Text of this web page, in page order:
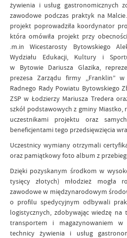
żywienia i usług gastronomicznych
zawodowe podczas praktyk na
projekt poprowadziła koordynator
która omówiła projekt przy
.m.in Wicestarosty Bytowskiego
Wydziału Edukacji, Kultury i
w Bytowie Dariusza Glazika,
prezesa Zarządu firmy ,,Franklin”
Radnego Rady Powiatu Bytowskiego
ZSP w Łodzierzy Mariusza Tredera
szkół podstawowych z gminy
uczestnikami projektu oraz
beneficjentami tego przedsięwzięcia
Uczestnicy wymiany otrzymali
oraz pamiątkowy foto album z
Dzięki pozyskanym środkom w
tysięcy złotych) młodzież mogła
zawodowe w międzynarodowym
o profilu spedycyjnym odbywali
logistycznych, zdobywając wiedzę na
transportem i magazynowaniem
technicy żywienia i usług